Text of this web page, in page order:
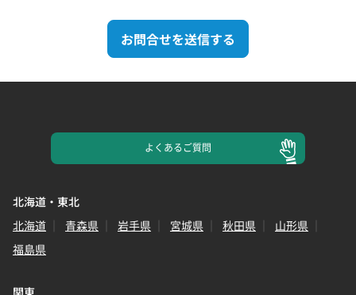
お問合せを送信する
よくあるご質問
北海道・東北
北海道
青森県 岩手県 宮城県 秋田県
山形県
福島県
関東